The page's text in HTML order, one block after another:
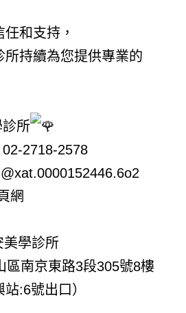
和支持，
所持續為您提供專業的
診所
2718-2578
網
美學診所
區南京東路3段305號8樓
站:6號出口）